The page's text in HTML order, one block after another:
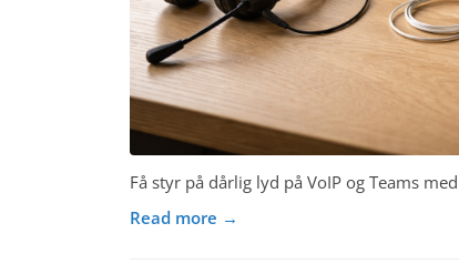
Få styr på dårlig lyd på VoIP og Teams
Read more →